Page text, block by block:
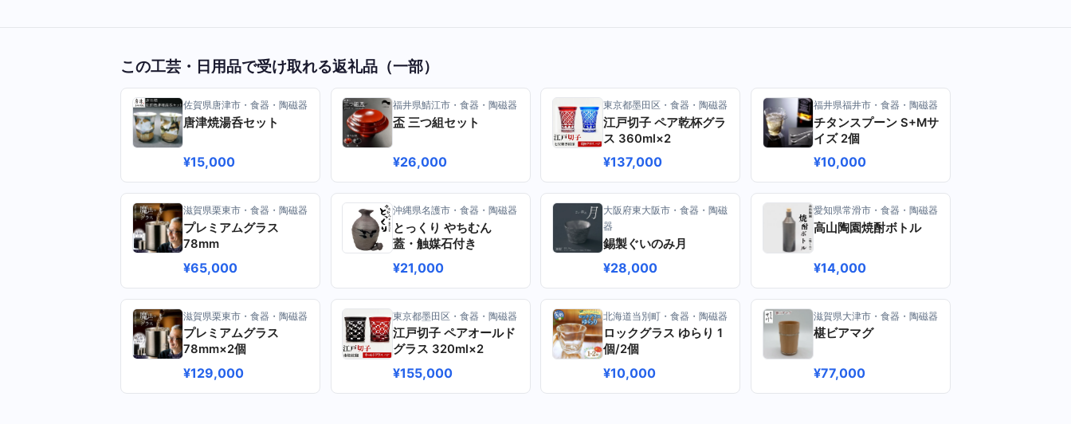
この工芸・日用品で受け取れる返礼品（一部）
佐賀県唐津市・食器・陶磁器
唐津焼湯呑セット
¥15,000
福井県鯖江市・食器・陶磁器
盃 三つ組セット
¥26,000
東京都墨田区・食器・陶磁器
江戸切子 ペア乾杯グラ
ス 360ml×2
¥137,000
福井県福井市・食器・陶磁器
チタンスプーン S+Mサ
イズ 2個
¥10,000
滋賀県栗東市・食器・陶磁器
プレミアムグラス
78mm
¥65,000
沖縄県名護市・食器・陶磁器
とっくり やちむん
蓋・触媒石付き
¥21,000
大阪府東大阪市・食器・陶磁
器
錫製ぐいのみ月
¥28,000
愛知県常滑市・食器・陶磁器
高山陶園焼酎ボトル
¥14,000
滋賀県栗東市・食器・陶磁器
プレミアムグラス
78mm×2個
¥129,000
東京都墨田区・食器・陶磁器
江戸切子 ペアオールド
グラス 320ml×2
¥155,000
北海道当別町・食器・陶磁器
ロックグラス ゆらり 1
個/2個
¥10,000
滋賀県大津市・食器・陶磁器
椹ビアマグ
¥77,000